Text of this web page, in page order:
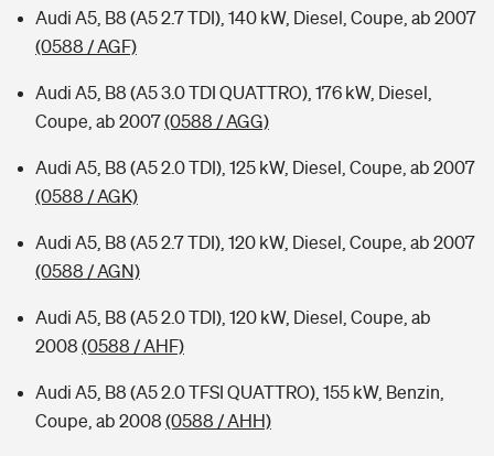
Audi A5, B8 (A5 2.7 TDI), 140 kW, Diesel, Coupe, ab 2007
(0588 / AGF)
Audi A5, B8 (A5 3.0 TDI QUATTRO), 176 kW, Diesel,
Coupe, ab 2007(0588 / AGG)
Audi A5, B8 (A5 2.0 TDI), 125 kW, Diesel, Coupe, ab 2007
(0588 / AGK)
Audi A5, B8 (A5 2.7 TDI), 120 kW, Diesel, Coupe, ab 2007
(0588 / AGN)
Audi A5, B8 (A5 2.0 TDI), 120 kW, Diesel, Coupe, ab
2008 (0588 / AHF)
Audi A5, B8 (A5 2.0 TFSI QUATTRO), 155 kW, Benzin,
Coupe, ab 2008 (0588 / AHH)